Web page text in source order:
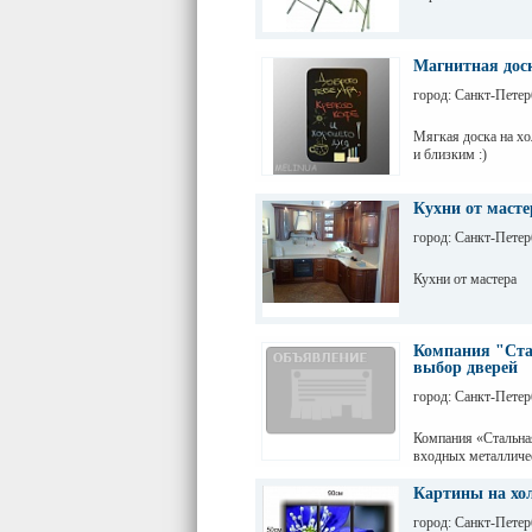
Магнитная
город: Санкт-
Мягкая доска на
и близким :)
Кухни от
город: Санкт-
Кухни от мастера
Компания
выбор дверей
город: Санкт-
Компания
входных
элитными
металлических
Картины на
город: Санкт-